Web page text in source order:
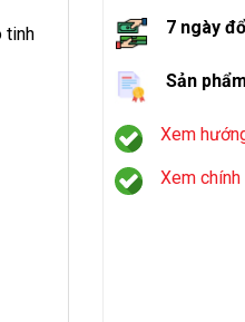
7 ngày
Sản
Xem
Xem
tinh